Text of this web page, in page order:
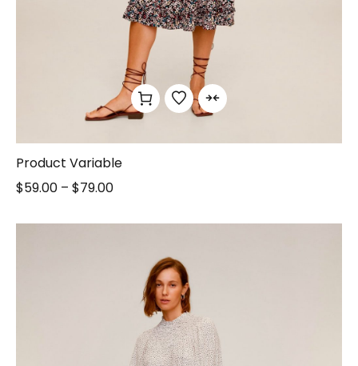
Product Variable
$59.00 – $79.00